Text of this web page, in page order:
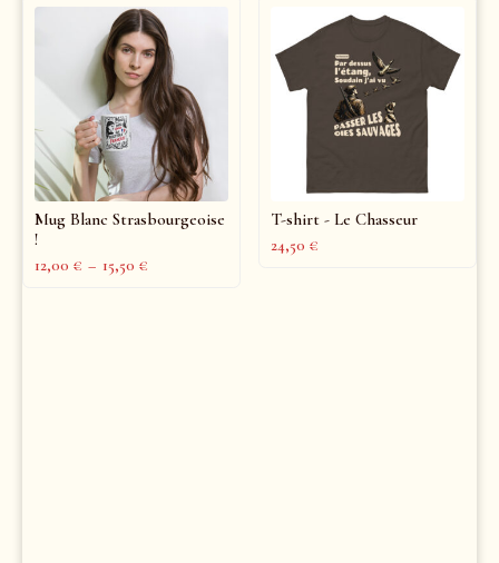
Mug Blanc Strasbourgeoise
!
12,00 € – 15,50 €
T-shirt - Le Chasseur
24,50 €